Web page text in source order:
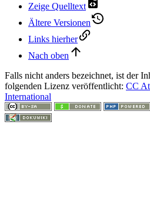
Zeige Quelltext
Ältere Versionen
Links hierher
Nach oben
Falls nicht anders bezeichnet, ist der
folgenden Lizenz veröffentlicht: CC
International